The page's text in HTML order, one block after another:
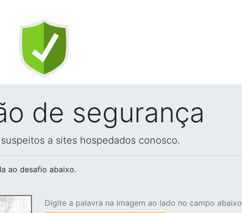
de segurança
a sites hospedados conosco.
ao desafio abaixo.
Digite a palavra na imagem ao lado no campo abaixo